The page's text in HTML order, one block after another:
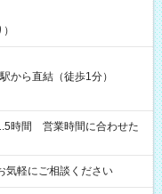
から直結（徒歩1分）
軽にご相談ください